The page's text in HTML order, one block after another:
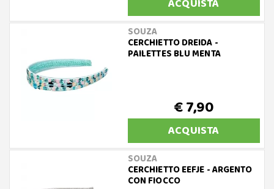
ACQUISTA
SOUZA
CERCHIETTO DREIDA -
PAILETTES BLU MENTA
€ 7,90
ACQUISTA
SOUZA
CERCHIETTO EEFJE - ARGENTO
CON FIOCCO